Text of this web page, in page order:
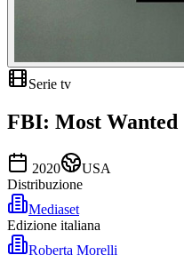
Serie tv
FBI: Most Wanted
2020
USA
Distribuzione
Mediaset
Edizione italiana
Roberta Morelli